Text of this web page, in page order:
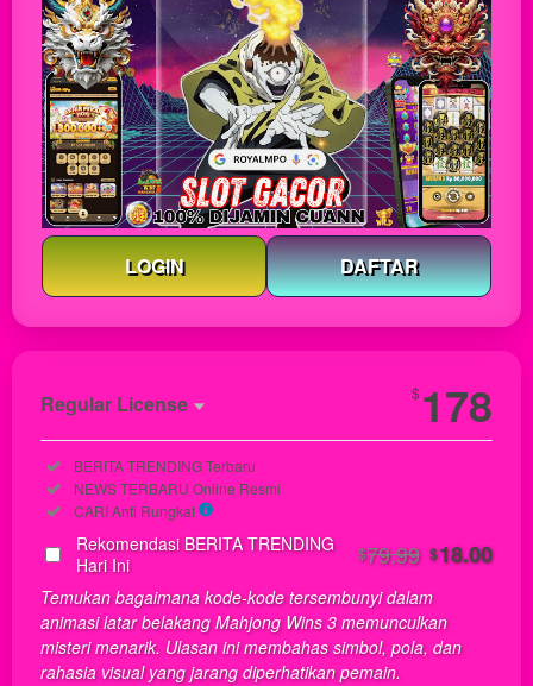
LOGIN DAFTAR
Show More
Regular License
Regular
License
22
Use, by
you or
one
client, in
a single
$178
Included:
BERITA TRENDING Terbaru
Included:
NEWS TERBARU Online Resmi
Included:
CARI Anti Rungkat
Rekomendasi BERITA TRENDING
Hari Ini
$79.99 $18.00
Temukan bagaimana kode-kode tersembunyi dalam
animasi latar belakang Mahjong Wins 3 memunculkan
misteri menarik. Ulasan ini membahas simbol, pola, dan
rahasia visual yang jarang diperhatikan pemain.